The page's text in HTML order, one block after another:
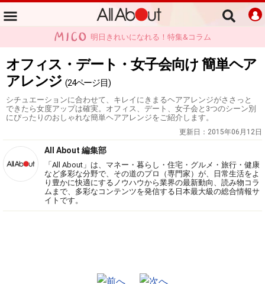
明日きれいになれる！特集&コラム
オフィス・デート・女子会向け 簡単ヘア
アレンジ (24ページ目)
シチュエーションに合わせて、キレイにきまるヘアアレンジがささっと
できたら女度アップは確実。オフィス、デート、女子会と3つのシーン別
にぴったりのおしゃれな簡単ヘアアレンジをご紹介します。
更新日： 2015年06月12日
All About 編集部
「All About」は、マネー・暮らし・住宅・グルメ・旅行・健康
など多彩な分野で、その道のプロ（専門家）が、日常生活をよ
り豊かに快適にするノウハウから業界の最新動向、読み物コラ
ムまで、多彩なコンテンツを発信する日本最大級の総合情報サ
イトです。